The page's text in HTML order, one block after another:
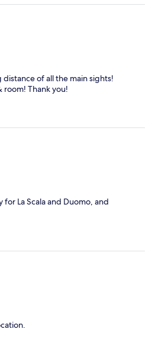
of all the main sights!
room! Thank you!
for La Scala and Duomo, and